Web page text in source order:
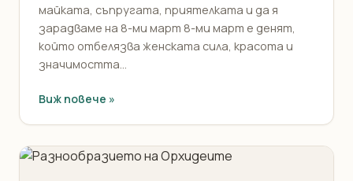
майката, съпругата, приятелката и да я
зарадваме на 8-ми март 8-ми март е денят,
който отбелязва женската сила, красота и
значимостта...
Виж повече »